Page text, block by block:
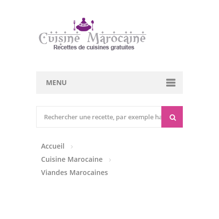
MENU
Entrées Froides
Tajines
Accueil
Cuisine Marocaine
Viandes Marocaines